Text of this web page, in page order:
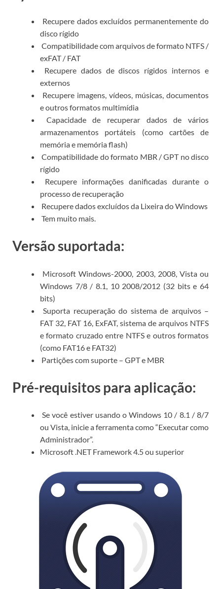
Recupere dados excluídos permanentemente do
disco rígido
Compatibilidade com arquivos de formato NTFS /
exFAT / FAT
Recupere dados de discos rígidos internos e
externos
Recupere imagens, vídeos, músicas, documentos
e outros formatos multimídia
Capacidade de recuperar dados de vários
armazenamentos portáteis (como cartões de
memória e memória flash)
Compatibilidade do formato MBR / GPT no disco
rígido
Recupere informações danificadas durante o
processo de recuperação
Recupere dados excluídos da Lixeira do Windows
Tem muito mais.
Versão suportada:
Microsoft Windows-2000, 2003, 2008, Vista ou
Windows 7/8 / 8.1, 10 2008/2012 (32 bits e 64
bits)
Suporta recuperação do sistema de arquivos –
FAT 32, FAT 16, ExFAT, sistema de arquivos NTFS
e formato cruzado entre NTFS e outros formatos
(como FAT16 e FAT32)
Partições com suporte – GPT e MBR
Pré-requisitos para aplicação:
Se você estiver usando o Windows 10 / 8.1 / 8/7
ou Vista, inicie a ferramenta como “Executar como
Administrador”.
Microsoft .NET Framework 4.5 ou superior